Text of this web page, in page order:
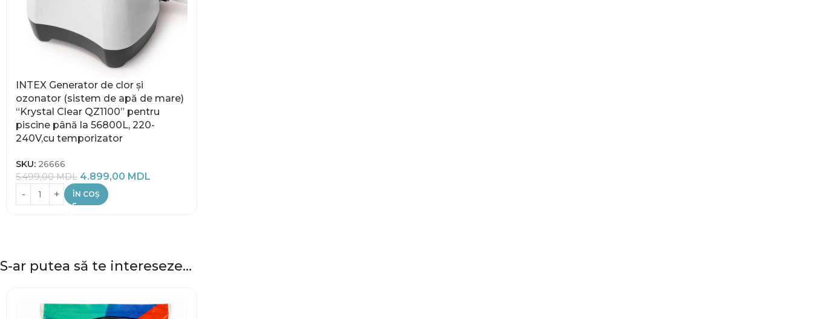
INTEX Generator de clor și
ozonator (sistem de apă de mare)
“Krystal Clear QZ1100” pentru
piscine până la 56800L, 220-
240V,cu temporizator
SKU: 26666
5.499,00MDL 4.899,00 MDL
ÎN COȘ
S-ar putea să te intereseze…